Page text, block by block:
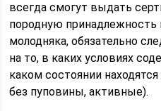
всегда смогут выдать
породную
молодняка, обязательно
на то, в каких условиях
каком состоянии
без пуповины, активные).